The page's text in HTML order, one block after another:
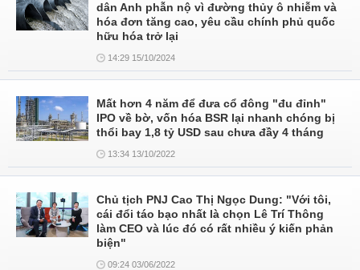
dân Anh phẫn nộ vì đường thủy ô nhiễm và
hóa đơn tăng cao, yêu cầu chính phủ quốc
hữu hóa trở lại
14:29 15/10/2024
Mất hơn 4 năm để đưa cổ đông "đu đỉnh"
IPO về bờ, vốn hóa BSR lại nhanh chóng bị
thổi bay 1,8 tỷ USD sau chưa đầy 4 tháng
13:34 13/10/2022
Chủ tịch PNJ Cao Thị Ngọc Dung: "Với tôi,
cái đổi táo bạo nhất là chọn Lê Trí Thông
làm CEO và lúc đó có rất nhiều ý kiến phản
biện"
09:24 03/06/2022